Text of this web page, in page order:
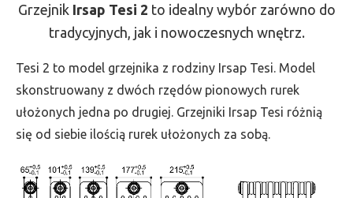
-
wys.
665,
szer.
1035,
1090
Grzejnik Irsap Tesi 2 to idealny wybór zarówno do
tradycyjnych, jak i nowoczesnych wnętrz.
Tesi 2 to model grzejnika z rodziny Irsap Tesi. Model
skonstruowany z dwóch rzędów pionowych rurek
ułożonych jedna po drugiej. Grzejniki Irsap Tesi różnią
się od siebie ilością rurek ułożonych za sobą.